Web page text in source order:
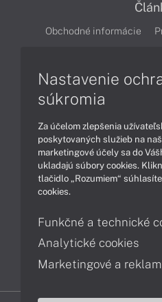
Obchodné informácie
Ako nakupovať
Podpora a servis
Diagnostiky online
Nastavenie
súkromia
Za účelom zlepšenia
poskytovaných služieb na
marketingové účely sa do
ukladajú súbory cookies.
tlačidlo „Rozumiem“
cookies.
Funkčné a technické
Analytické cookies
Marketingové a